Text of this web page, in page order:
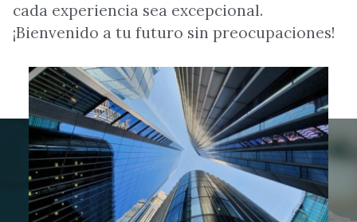
cada experiencia sea excepcional.
¡Bienvenido a tu futuro sin preocupaciones!
Tu futuro sin preocupaciones
Comienza aquí